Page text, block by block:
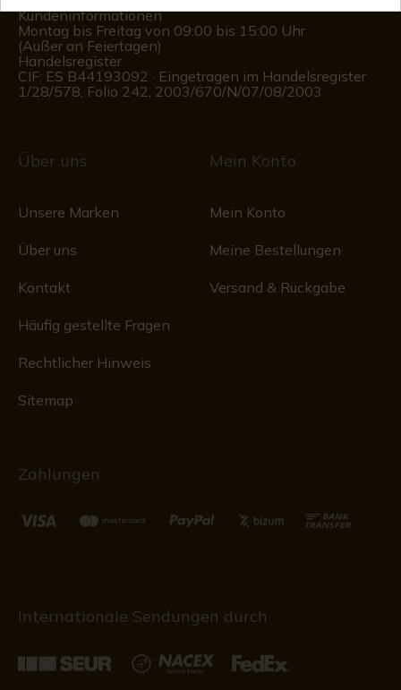
Kundeninformationen
Montag bis Freitag von 09:00 bis 15:00 Uhr
(Außer an Feiertagen)
Handelsregister
CIF: ES B44193092 · Eingetragen im Handelsregister
1/28/578, Folio 242, 2003/670/N/07/08/2003
Über uns
Unsere Marken
Über uns
Kontakt
Häufig gestellte Fragen
Rechtlicher Hinweis
Sitemap
Mein Konto
Mein Konto
Meine Bestellungen
Versand & Rückgabe
Zahlungen
Internationale Sendungen durch